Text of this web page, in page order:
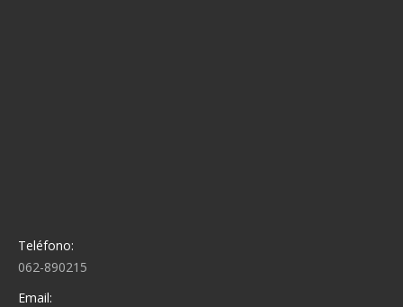
Teléfono:
062-890215
Email: